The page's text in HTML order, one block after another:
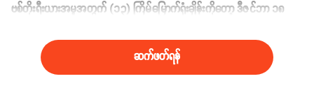
ဗစ်တိုးရီးယားအမှုအတွက် (၁၃) ကြိမ်မြောက်ရုံးချိန်းကိုတော့ ဒီဇင်ဘာ ၁၈
ဆက်ဖတ်ရန်